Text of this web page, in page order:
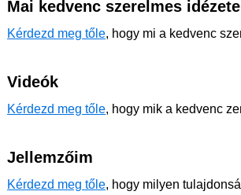
Mai kedvenc szerelmes
Kérdezd meg tőle, hogy mi a kedvenc
Videók
Kérdezd meg tőle, hogy mik a kedvenc
Jellemzőim
Kérdezd meg tőle, hogy milyen